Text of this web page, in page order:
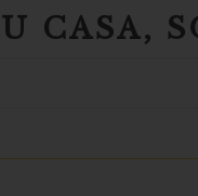
CASA,